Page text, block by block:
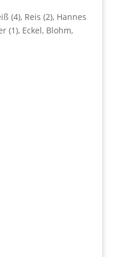
(4), Reis (2), Hannes
(1), Eckel, Blohm,